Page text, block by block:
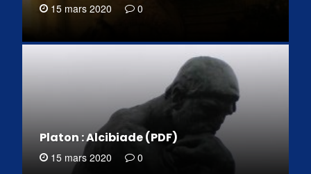
15 mars 2020 0
Platon : Alcibiade (PDF)
15 mars 2020 0